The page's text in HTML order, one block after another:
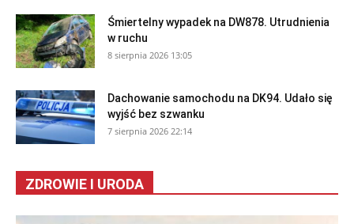
Śmiertelny wypadek na DW878. Utrudnienia
w ruchu
8 sierpnia 2026 13:05
Dachowanie samochodu na DK94. Udało się
wyjść bez szwanku
7 sierpnia 2026 22:14
ZDROWIE I URODA